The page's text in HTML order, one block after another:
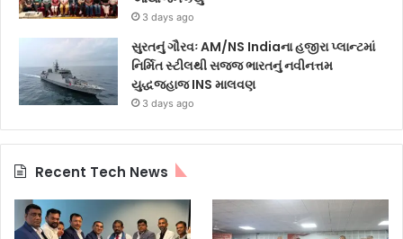
3 days ago
સુરતનું ગૌરવઃ AM/NS Indiaના હજીરા પ્લાન્ટમાં
નિર્મિત સ્ટીલથી સજ્જ ભારતનું નવીનત્તમ
યુદ્ધજહાજ INS માલવણ
3 days ago
Recent Tech News